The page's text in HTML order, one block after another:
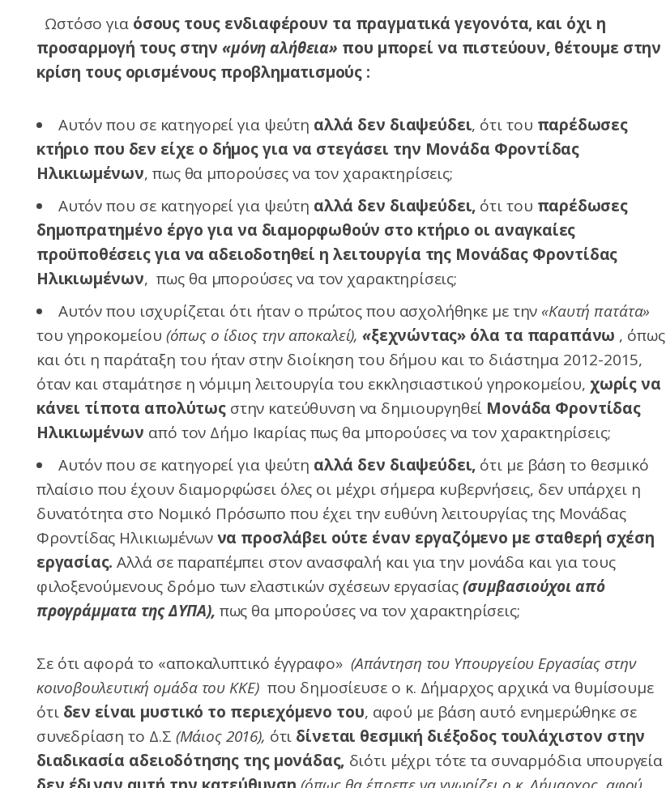
Ωστόσο γιαόσους τους ενδιαφέρουν τα πραγματικά γεγονότα, και όχι η
προσαρμογή τους στην«μόνη αλήθεια» που μπορεί να πιστεύουν, θέτουμε στην
κρίση τους ορισμένους προβληματισμούς :
Αυτόν που σε κατηγορεί για ψεύτη αλλά δεν διαψεύδει, ότι του παρέδωσες
κτήριο που δεν είχε ο δήμος για να στεγάσει την Μονάδα Φροντίδας
Ηλικιωμένων, πως θα μπορούσες να τον χαρακτηρίσεις;
Αυτόν που σε κατηγορεί για ψεύτη αλλά δεν διαψεύδει, ότι του παρέδωσες
δημοπρατημένο έργο για να διαμορφωθούν στο κτήριο οι αναγκαίες
προϋποθέσεις για να αδειοδοτηθεί η λειτουργία της Μονάδας Φροντίδας
Ηλικιωμένων, πως θα μπορούσες να τον χαρακτηρίσεις;
Αυτόν που ισχυρίζεται ότι ήταν ο πρώτος που ασχολήθηκε με την «Καυτή πατάτα»
του γηροκομείου (όπως ο ίδιος την αποκαλεί),«ξεχνώντας» όλα τα παραπάνω , όπως
και ότι η παράταξη του ήταν στην διοίκηση του δήμου και το διάστημα 2012-2015,
όταν και σταμάτησε η νόμιμη λειτουργία του εκκλησιαστικού γηροκομείου, χωρίς να
κάνει τίποτα απολύτως στην κατεύθυνση να δημιουργηθεί Μονάδα Φροντίδας
Ηλικιωμένων από τον Δήμο Ικαρίας πως θα μπορούσες να τον χαρακτηρίσεις;
Αυτόν που σε κατηγορεί για ψεύτη αλλά δεν διαψεύδει, ότι με βάση το θεσμικό
πλαίσιο που έχουν διαμορφώσει όλες οι μέχρι σήμερα κυβερνήσεις, δεν υπάρχει η
δυνατότητα στο Νομικό Πρόσωπο που έχει την ευθύνη λειτουργίας της Μονάδας
Φροντίδας Ηλικιωμένωννα προσλάβει ούτε έναν εργαζόμενο με σταθερή σχέση
εργασίας.Αλλά σε παραπέμπει στον ανασφαλή και για την μονάδα και για τους
φιλοξενούμενους δρόμο των ελαστικών σχέσεων εργασίας (συμβασιούχοι από
προγράμματα της ΔΥΠΑ), πως θα μπορούσες να τον χαρακτηρίσεις;
Σε ότι αφορά το «αποκαλυπτικό έγγραφο»(Απάντηση του Υπουργείου Eργασίας στην
κοινοβουλευτική ομάδα του ΚΚΕ) που δημοσίευσε ο κ. Δήμαρχος αρχικά να θυμίσουμε
ότι δεν είναι μυστικό το περιεχόμενο του, αφού με βάση αυτό ενημερώθηκε σε
συνεδρίαση το Δ.Σ (Μάιος 2016), ότι δίνεται θεσμική διέξοδος τουλάχιστον στην
διαδικασία αδειοδότησης της μονάδας, διότι μέχρι τότε τα συναρμόδια υπουργεία